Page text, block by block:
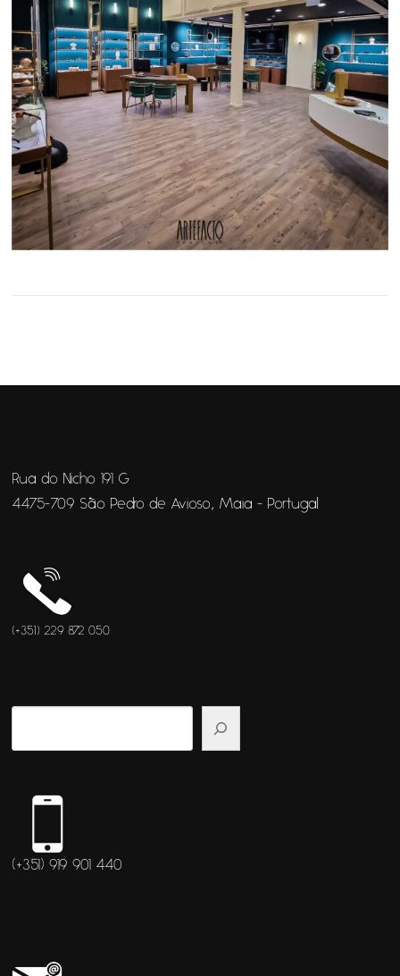
Rua do Nicho 191 G
4475-709 São Pedro de Avioso, Maia - Portugal
(+351) 229 872 050
(+351) 919 901 440